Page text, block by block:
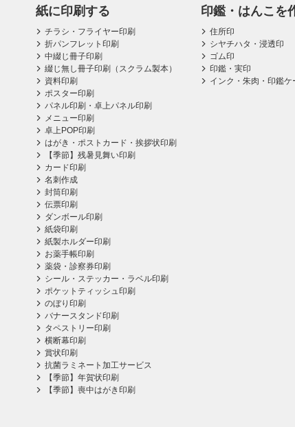
紙に印刷する
チラシ・フライヤー印刷
折パンフレット印刷
中綴じ冊子印刷
綴じ無し冊子印刷（スクラム製本）
資料印刷
ポスター印刷
パネル印刷・卓上パネル印刷
メニュー印刷
卓上POP印刷
はがき・ポストカード・挨拶状印刷
【季節】残暑見舞い印刷
カード印刷
名刺作成
封筒印刷
伝票印刷
ダンボール印刷
紙袋印刷
紙製ホルダー印刷
お薬手帳印刷
薬袋・診察券印刷
シール・ステッカー・ラベル印刷
ポケットティッシュ印刷
のぼり印刷
バナースタンド印刷
タペストリー印刷
横断幕印刷
賞状印刷
抗菌ラミネート加工サービス
【季節】年賀状印刷
【季節】喪中はがき印刷
印鑑・はんこを
住所印
シヤチハタ・浸透印
ゴム印
印鑑・実印
インク・朱肉・印鑑ケ